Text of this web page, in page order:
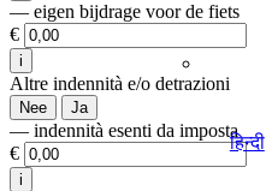
हिन्दी
— eigen bijdrage voor de fiets
€
i
Altre indennità e/o detrazioni
Nee Ja
— indennità esenti da imposta
€
i